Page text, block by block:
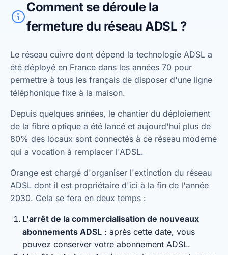
Comment se déroule la
fermeture du réseau ADSL ?
Le réseau cuivre dont dépend la technologie ADSL a
été déployé en France dans les années 70 pour
permettre à tous les français de disposer d'une ligne
téléphonique fixe à la maison.
Depuis quelques années, le chantier du déploiement
de la fibre optique a été lancé et aujourd'hui plus de
80% des locaux sont connectés à ce réseau moderne
qui a vocation à remplacer l'ADSL.
Orange est chargé d'organiser l'extinction du réseau
ADSL dont il est propriétaire d'ici à la fin de l'année
2030. Cela se fera en deux temps :
L'arrêt de la commercialisation de nouveaux
abonnements ADSL : après cette date, vous
pouvez conserver votre abonnement ADSL.